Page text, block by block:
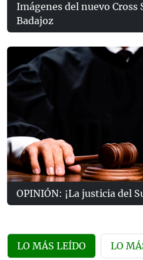
Imágenes del nuevo Cross
Badajoz
OPINIÓN: ¡La justicia del
LO MÁS LEÍDO LO